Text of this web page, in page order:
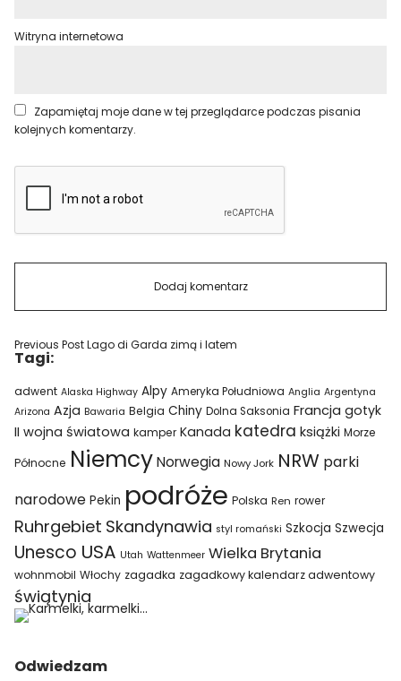
Witryna internetowa
Zapamiętaj moje dane w tej przeglądarce podczas pisania
kolejnych komentarzy.
Previous PostLago di Garda zimą i latem
Tagi:
adwent Alaska Highway Alpy Ameryka Południowa Anglia Argentyna
Arizona Azja Bawaria Belgia Chiny Dolna Saksonia Francja gotyk
II wojna światowa kamper Kanada katedra książki Morze
Północne Niemcy Norwegia Nowy Jork NRW parki
narodowe Pekin podróże Polska Ren rower
Ruhrgebiet Skandynawia styl romański Szkocja Szwecja
Unesco USA Utah Wattenmeer Wielka Brytania
wohnmobil Włochy zagadka zagadkowy kalendarz adwentowy
świątynia
Odwiedzam